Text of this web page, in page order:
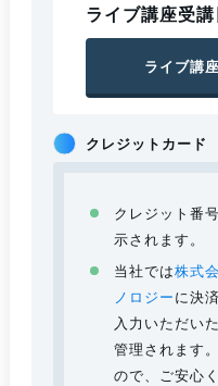
ライブ講座受
ライブ講
クレジットカード
クレジット番
示されます。
当社では株式
ノロジーに決
入力いただい
管理されます
ので、ご安心